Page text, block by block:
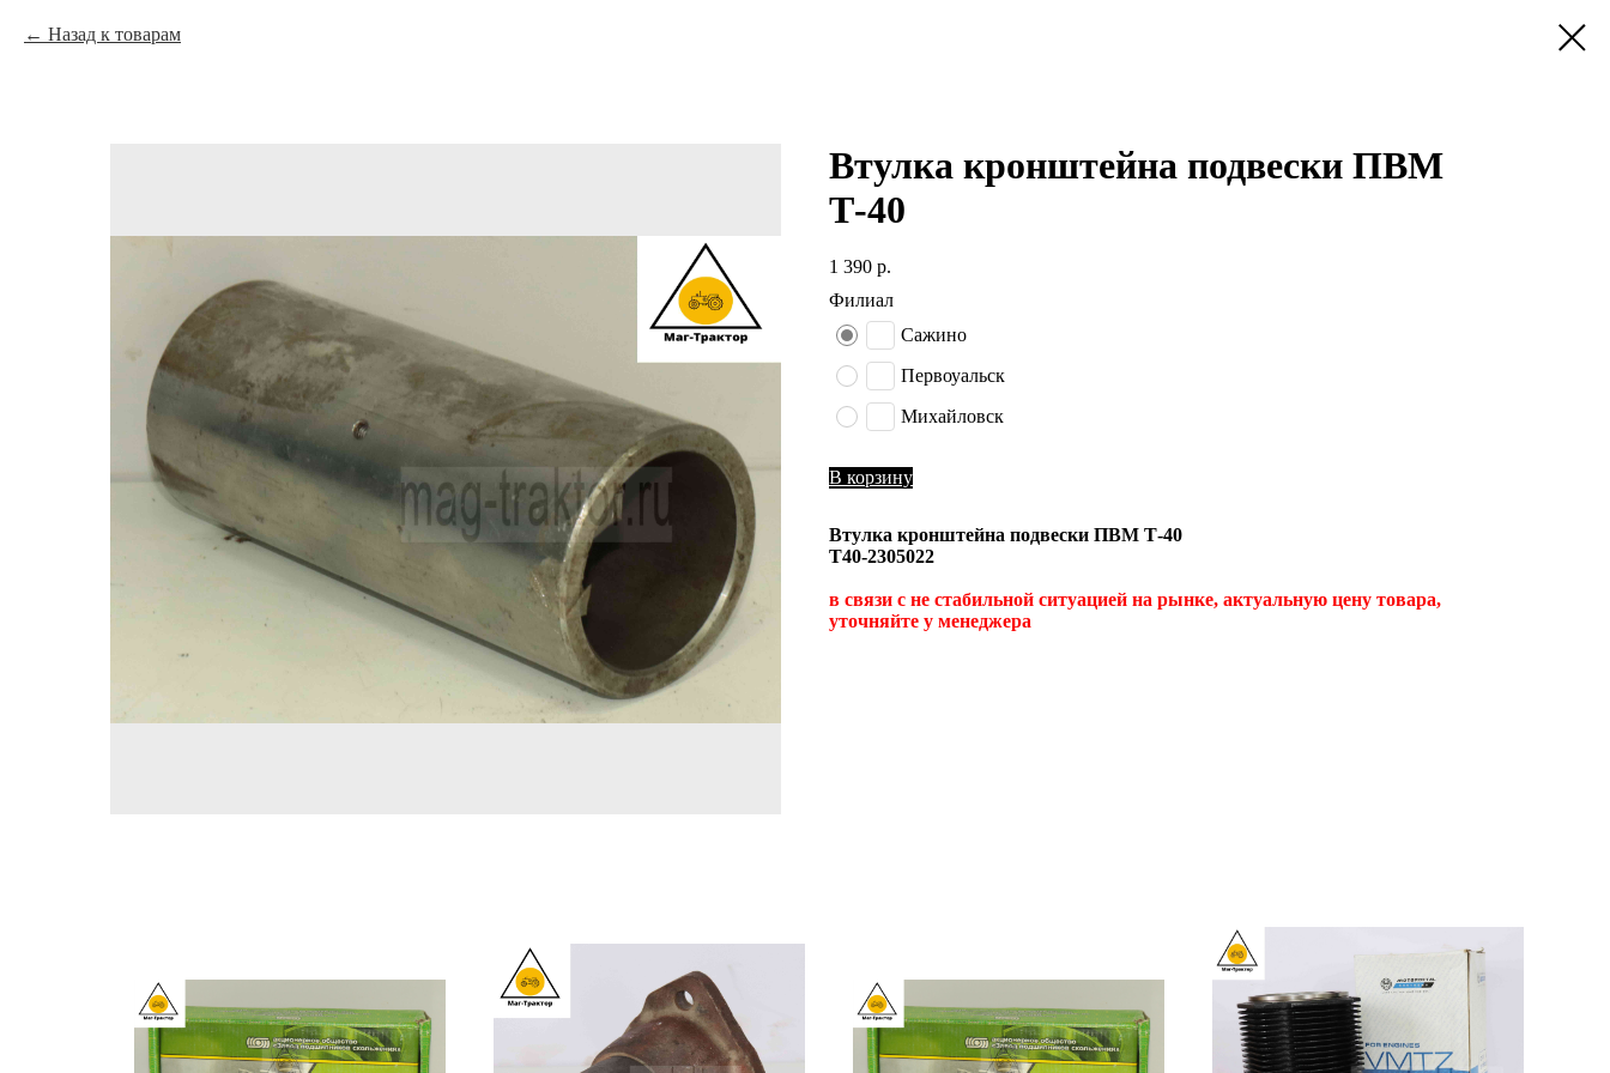
Назад к товарам
Втулка кронштейна подвески ПВМ
Т-40
1 390 р.
Филиал
Сажино
Первоуальск
Михайловск
В корзину
Втулка кронштейна подвески ПВМ Т-40
Т40-2305022
в связи с не стабильной ситуацией на рынке, актуальную цену товара,
уточняйте у менеджера